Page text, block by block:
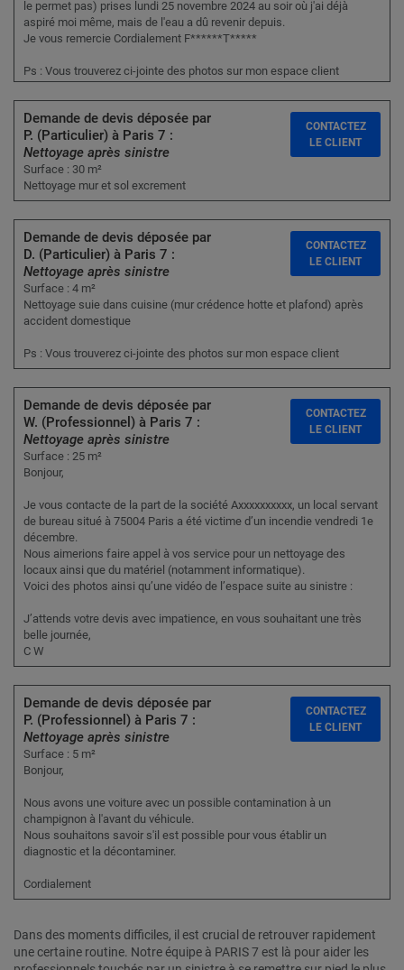
le permet pas) prises lundi 25 novembre 2024 au soir où j'ai déjà
aspiré moi même, mais de l'eau a dû revenir depuis.
Je vous remercie Cordialement F******T*****
Ps : Vous trouverez ci-jointe des photos sur mon espace client
Demande de devis déposée par
P. (Particulier) à Paris 7 :
Nettoyage après sinistre
Surface : 30 m²
Nettoyage mur et sol excrement
CONTACTEZ
LE CLIENT
Demande de devis déposée par
D. (Particulier) à Paris 7 :
Nettoyage après sinistre
Surface : 4 m²
Nettoyage suie dans cuisine (mur crédence hotte et plafond) après
accident domestique
Ps : Vous trouverez ci-jointe des photos sur mon espace client
CONTACTEZ
LE CLIENT
Demande de devis déposée par
W. (Professionnel) à Paris 7 :
Nettoyage après sinistre
Surface : 25 m²
Bonjour,
Je vous contacte de la part de la société Axxxxxxxxxx, un local servant
de bureau situé à 75004 Paris a été victime d’un incendie vendredi 1e
décembre.
Nous aimerions faire appel à vos service pour un nettoyage des
locaux ainsi que du matériel (notamment informatique).
Voici des photos ainsi qu’une vidéo de l’espace suite au sinistre :
J’attends votre devis avec impatience, en vous souhaitant une très
belle journée,
C W
CONTACTEZ
LE CLIENT
Demande de devis déposée par
P. (Professionnel) à Paris 7 :
Nettoyage après sinistre
Surface : 5 m²
Bonjour,
Nous avons une voiture avec un possible contamination à un
champignon à l'avant du véhicule.
Nous souhaitons savoir s'il est possible pour vous établir un
diagnostic et la décontaminer.
Cordialement
CONTACTEZ
LE CLIENT
Dans des moments difficiles, il est crucial de retrouver rapidement
une certaine routine. Notre équipe à PARIS 7 est là pour aider les